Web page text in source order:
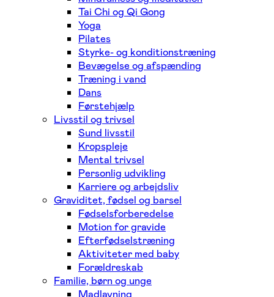
Tai Chi og Qi Gong
Yoga
Pilates
Styrke- og konditionstræning
Bevægelse og afspænding
Træning i vand
Dans
Førstehjælp
Livsstil og trivsel
Sund livsstil
Kropspleje
Mental trivsel
Personlig udvikling
Karriere og arbejdsliv
Graviditet, fødsel og barsel
Fødselsforberedelse
Motion for gravide
Efterfødselstræning
Aktiviteter med baby
Forældreskab
Familie, børn og unge
Madlavning